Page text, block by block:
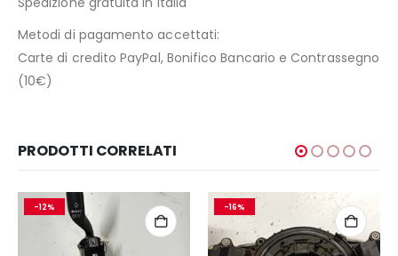
Metodi di pagamento accettati:
Carte di credito PayPal, Bonifico Bancario e Contrassegno
(10€)
PRODOTTI CORRELATI
-12% -16%